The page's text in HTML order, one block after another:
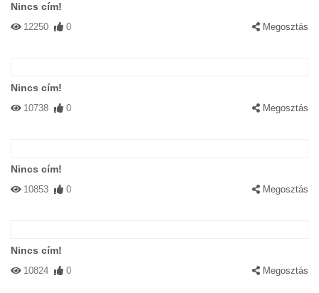
Nincs cím!
12250 0 Megosztás
Nincs cím!
10738 0 Megosztás
Nincs cím!
10853 0 Megosztás
Nincs cím!
10824 0 Megosztás